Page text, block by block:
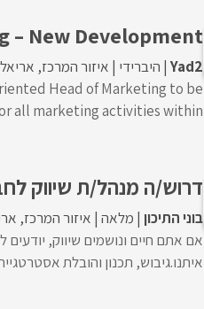
– New Development
Yad2 היברידי איזור המרכז אריאל
Head of Marketing to be
all marketing activities within ...
דרוש/ה מנהל/ת שיווק
בוני התיכון מלאה איזור המרכז
אם אתם חיים ונושמים שיווק,
איתנו.גיבוש, תכנון והובלת